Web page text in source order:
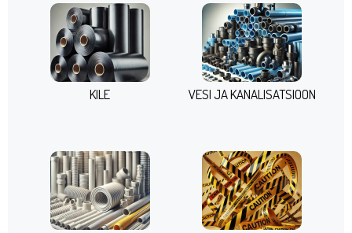
KILE VESI JA KANALISATSIOON